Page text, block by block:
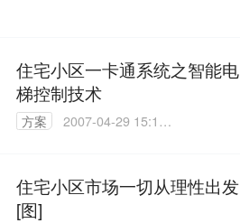
住宅小区一卡通系统之智能电
梯控制技术
方案
2007-04-29 15:15:
住宅小区市场一切从理性出发
[图]